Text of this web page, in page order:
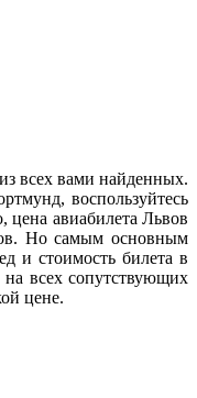
всех вами найденных.
воспользуйтесь
цена авиабилета Львов
Но самым основным
и стоимость билета в
на всех сопутствующих
цене.